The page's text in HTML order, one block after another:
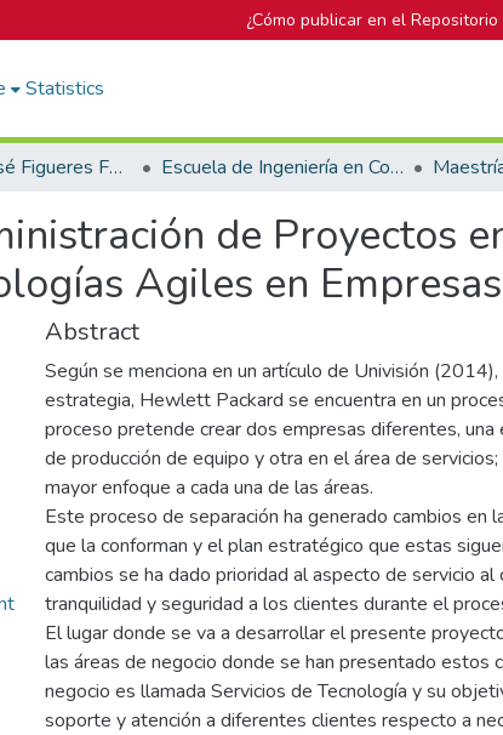
¿Cómo publicar en el Repositorio
Statistics
Biblioteca José Figueres Ferrer Escuela de Ingeniería en Computación
de Proyectos
Agiles en
Abstract
Según se menciona en un artículo de Univisión
estrategia, Hewlett Packard se encuentra en un
proceso pretende crear dos empresas diferentes, una
de producción de equipo y otra en el área de
mayor enfoque a cada una de las áreas.
Este proceso de separación ha generado cambios en
que la conforman y el plan estratégico que estas
cambios se ha dado prioridad al aspecto de servicio
tranquilidad y seguridad a los clientes durante el
El lugar donde se va a desarrollar el presente
las áreas de negocio donde se han presentado estos
negocio es llamada Servicios de Tecnología y su
soporte y atención a diferentes clientes respecto a